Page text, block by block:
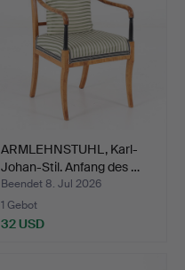
ARMLEHNSTUHL, Karl-
Johan-Stil. Anfang des …
Beendet 8. Jul 2026
1 Gebot
32 USD